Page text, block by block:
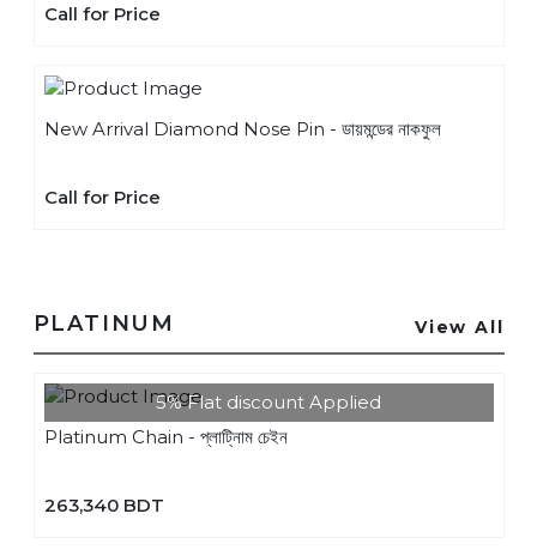
Call for Price
New Arrival Diamond Nose Pin - ডায়মন্ডের নাকফুল
Call for Price
PLATINUM View All
5% Flat discount Applied
Platinum Chain - প্লাটি্নাম চেইন
263,340 BDT